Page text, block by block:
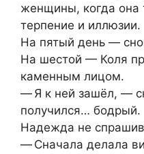
женщины, когда она
терпение и иллюзии.
На пятый день —
На шестой — Коля
каменным лицом.
— Я к ней зашёл, —
получился… бодрый.
Надежда не
— Сначала делала